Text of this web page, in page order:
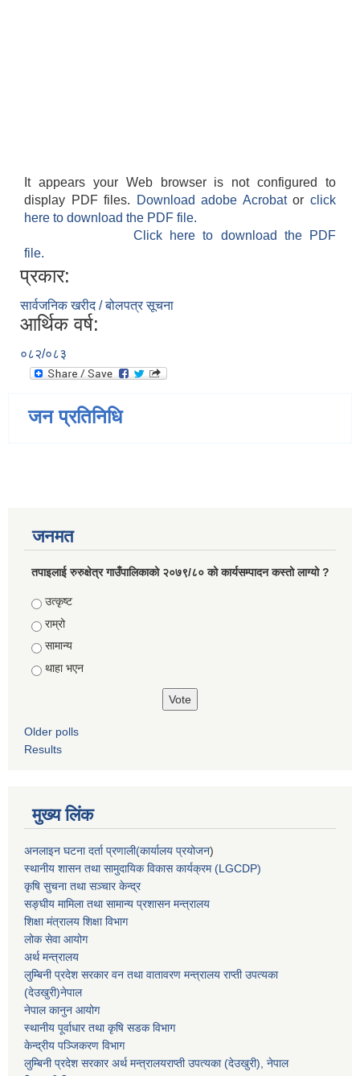
It appears your Web browser is not configured to
display PDF files.
Download adobe Acrobatorclick
here to download the PDF file.
Click here to download the PDF
file.
प्रकार:
सार्वजनिक खरीद / बोलपत्र सूचना
आर्थिक वर्ष:
०८२/०८३
जन प्रतिनिधि
जनमत
तपाइलाई रुरुक्षेत्र गाउँपालिकाको २०७९/८० को कार्यसम्पादन कस्तो लाग्यो ?
Choices
उत्कृष्ट
राम्रो
सामान्य
थाहा भएन
Older polls
Results
मुख्य लिंक
अनलाइन घटना दर्ता प्रणाली(कार्यालय प्रयोजन)
स्थानीय शासन तथा सामुदायिक विकास कार्यक्रम (LGCDP)
कृषि सुचना तथा सञ्चार केन्द्र
सङ्घीय मामिला तथा सामान्य प्रशासन मन्त्रालय
शिक्षा मंत्रालय शिक्षा विभाग
लोक सेवा आयोग
अर्थ मन्त्रालय
लुम्बिनी प्रदेश सरकार वन तथा वातावरण मन्त्रालय राप्ती उपत्यका
(देउखुरी)नेपाल
नेपाल कानुन आयोग
स्थानीय पूर्वाधार तथा कृषि सडक विभाग
केन्द्रीय पञ्जिकरण विभाग
लुम्बिनी प्रदेश सरकार अर्थ मन्त्रालयराप्ती उपत्यका (देउखुरी), नेपाल